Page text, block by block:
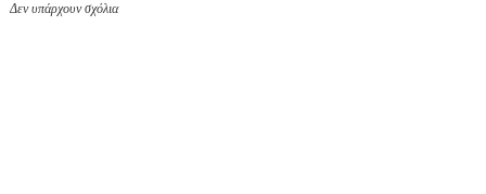
Δεν υπάρχουν σχόλια